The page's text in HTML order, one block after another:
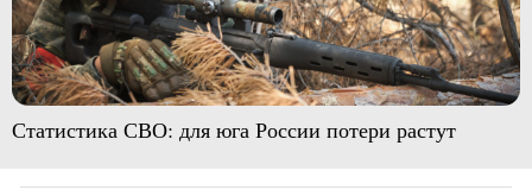
Статистика СВО: для юга России потери растут